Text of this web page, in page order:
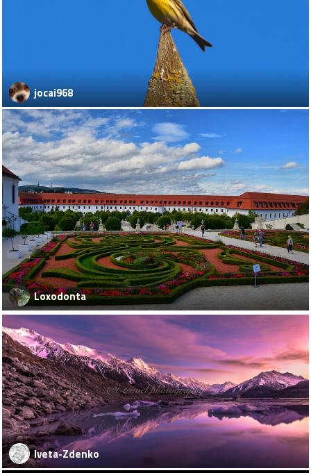
jocai968
Loxodonta
Iveta-Zdenko